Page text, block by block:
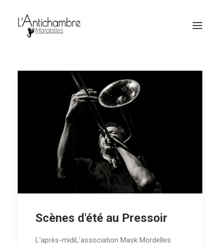
Amocas
Billetterie
Scènes d'été au Pressoir
L'après-midiL’association Mask Mordelles